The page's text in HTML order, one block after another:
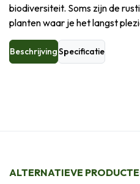
biodiversiteit. Soms zijn de
planten waar je het langst
BeschrijvingSpecificatie
ALTERNATIEVE